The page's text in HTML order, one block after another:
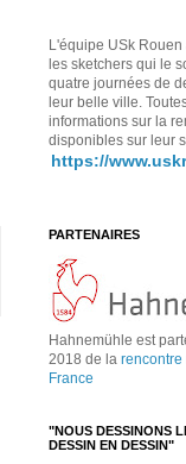
L'équipe USk
les sketchers qui le
quatre journées de
leur belle ville.
informations sur la
disponibles sur leur
https://
PARTENAIRES
Hahnemühle est
2018 de la rencontre
France
"NOUS DESSINONS
DESSIN EN DESSIN"